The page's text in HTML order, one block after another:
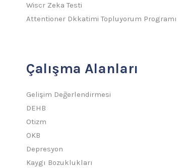
Wiscr Zeka Testi
Attentioner Dkkatimi Topluyorum Programı
Çalışma Alanları
Gelişim Değerlendirmesi
DEHB
Otizm
OKB
Depresyon
Kaygı Bozuklukları